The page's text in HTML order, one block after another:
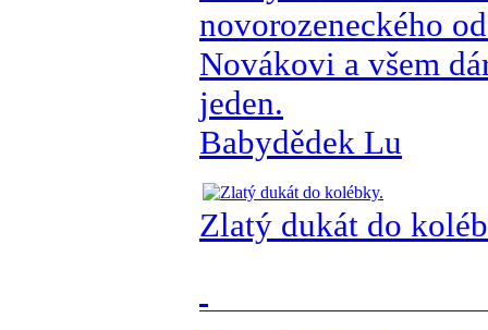
novorozeneckého
Novákovi a všem
jeden.
Babydědek Lu
Zlatý dukát do